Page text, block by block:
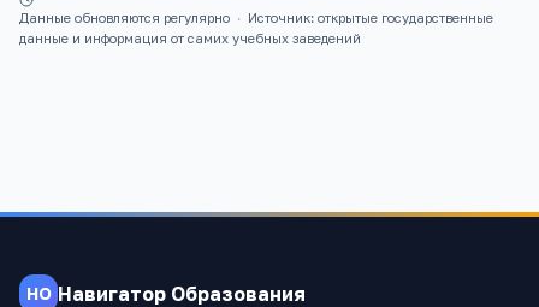
Данные обновляются регулярно ·
Источник: открытые государственные
данные и информация от самих учебных заведений
НО Навигатор Образования